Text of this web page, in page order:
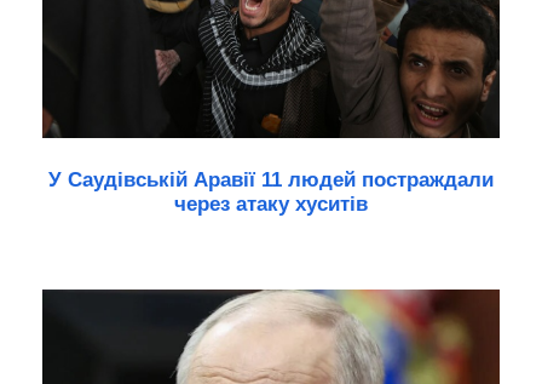
У Саудівській Аравії 11 людей постраждали
через атаку хуситів